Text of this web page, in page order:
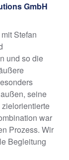
GmbH
Stefan
und so die
seine
war
Prozess. Wir
Begleitung